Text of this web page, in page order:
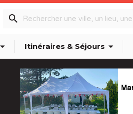
search
arrow_drop_down Itinéraires & Séjours arrow_drop_down